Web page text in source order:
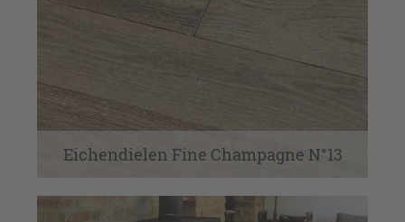
Eichendielen Fine Champagne N°13